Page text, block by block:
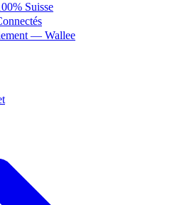
Suisse
— Wallee